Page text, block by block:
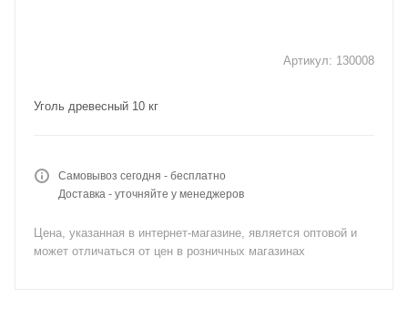
Артикул: 130008
Уголь древесный 10 кг
Самовывоз сегодня - бесплатно
Доставка - уточняйте у менеджеров
Цена, указанная в интернет-магазине, является оптовой и
может отличаться от цен в розничных магазинах